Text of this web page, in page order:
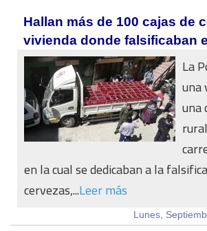
Hallan más de 100 cajas de
vivienda donde falsificaban
La
una
una
en la cual se dedicaban a la
cervezas,...Leer más
Lunes,